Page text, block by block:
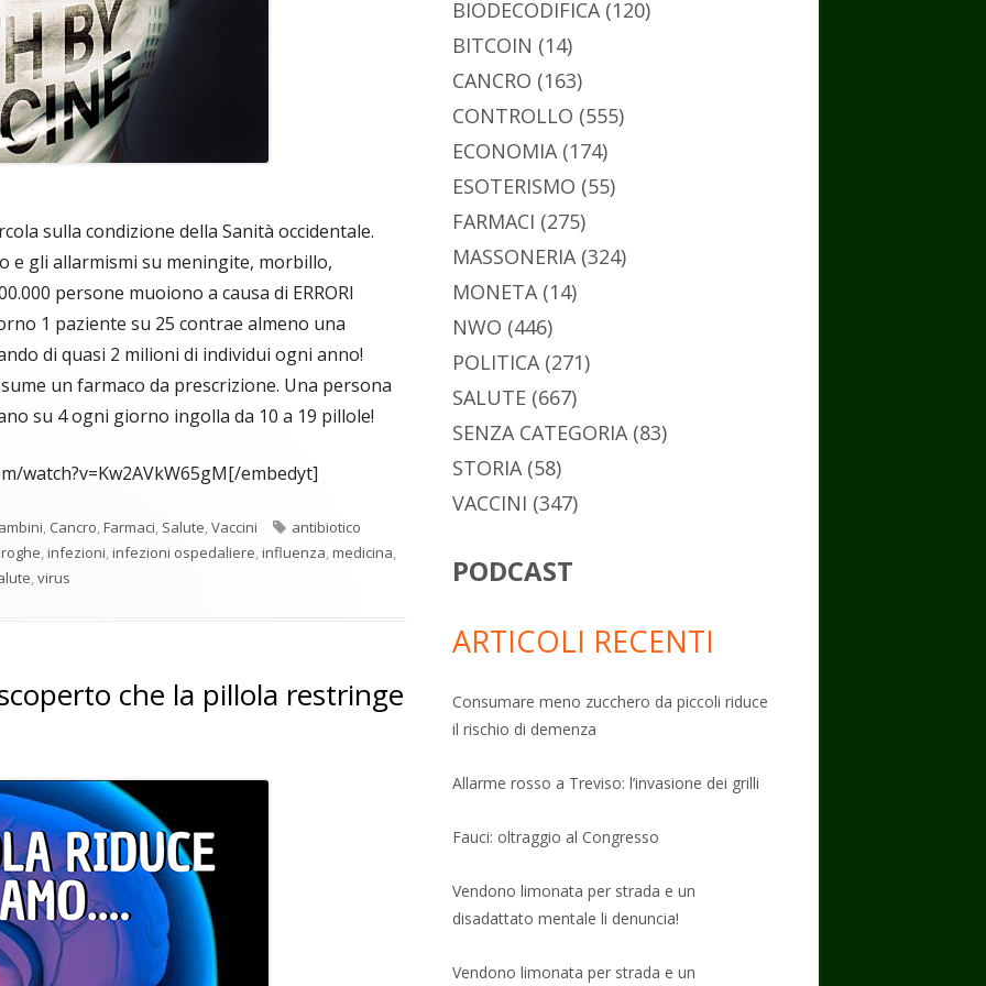
sulla condizione della Sanità occidentale.
e gli allarmismi su meningite, morbillo,
persone muoiono a causa di ERRORI
1 paziente su 25 contrae almeno una
di quasi 2 milioni di individui ogni anno!
un farmaco da prescrizione. Una persona
su 4 ogni giorno ingolla da 10 a 19 pillole!
watch?v=Kw2AVkW65gM[/embedyt]
, Cancro,Farmaci, Salute,Vaccini Tag
antibiotico
,infezioni,infezioni ospedaliere,influenza,medicina,
,virus
che la pillola restringe
BIODECODIFICA(120)
BITCOIN (14)
CANCRO (163)
CONTROLLO (555)
ECONOMIA(174)
ESOTERISMO (55)
FARMACI (275)
MASSONERIA(324)
MONETA(14)
NWO (446)
POLITICA(271)
SALUTE (667)
SENZA CATEGORIA(83)
STORIA(58)
VACCINI (347)
PODCAST
ARTICOLI RECENTI
Consumare meno zucchero da piccoli riduce
il rischio di demenza
Allarme rosso a Treviso: l’invasione dei grilli
Fauci: oltraggio al Congresso
Vendono limonata per strada e un
disadattato mentale li denuncia!
Vendono limonata per strada e un